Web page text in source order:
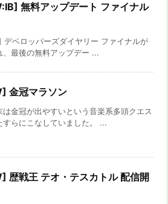
無料アップデート ファイナル
デベロッパーズダイヤリー ファイナルが
、最後の無料アップデー ...
金冠マラソン
は金冠が出やすいという音楽系多頭クエス
すらにこなしていました。 ...
歴戦王 テオ・テスカトル 配信開